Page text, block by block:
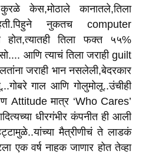
केस,मोठाले कानातले,तिला
नुकतच computer
तिला फक्त ५५%
आणि त्याचं तिला जराही guilt
जराही भान नसलेली,बेदरकार
गाल आणि गोलुमोलू..उंचीही
Attitude मात्र ‘Who Cares’
धीरगंभीर कंपनीत ही आली
मैत्रीणीचं ते लाडकं
एक वर्ष नाहक जाणार होत तेव्हा